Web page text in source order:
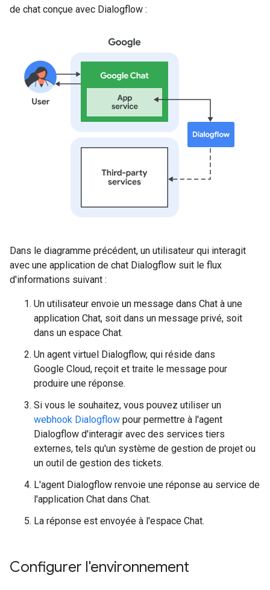
de chat conçue avec Dialogflow :
Dans le diagramme précédent, un utilisateur qui interagit
avec une application de chat Dialogflow suit le flux
d'informations suivant :
Un utilisateur envoie un message dans Chat à une
application Chat, soit dans un message privé, soit
dans un espace Chat.
Un agent virtuel Dialogflow, qui réside dans
Google Cloud, reçoit et traite le message pour
produire une réponse.
Si vous le souhaitez, vous pouvez utiliser un
webhook Dialogflow pour permettre à l'agent
Dialogflow d'interagir avec des services tiers
externes, tels qu'un système de gestion de projet ou
un outil de gestion des tickets.
L'agent Dialogflow renvoie une réponse au service de
l'application Chat dans Chat.
La réponse est envoyée à l'espace Chat.
Configurer l'environnement